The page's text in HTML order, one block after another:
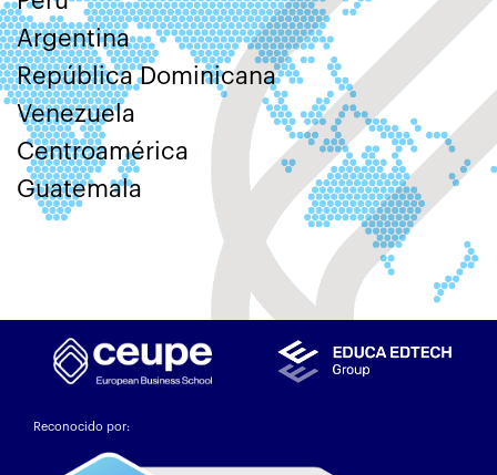
Argentina
República Dominicana
Venezuela
Centroamérica
Guatemala
Reconocido por: